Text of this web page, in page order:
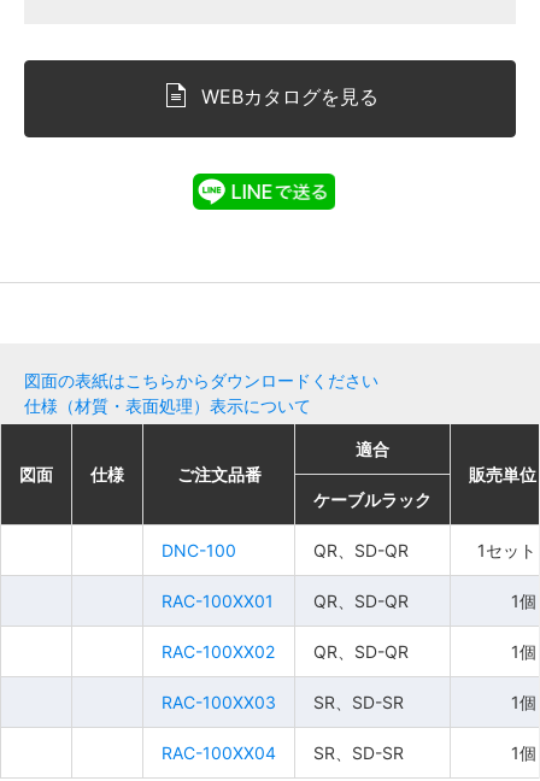
WEBカタログを見る
図面の表紙はこちらからダウンロードください
仕様（材質・表面処理）表示について
図面 仕様 ご注文品番
適合
販売単位
ケーブルラック
DNC-100 QR、SD-QR 1セット
RAC-100XX01 QR、SD-QR 1個
RAC-100XX02 QR、SD-QR 1個
RAC-100XX03 SR、SD-SR 1個
RAC-100XX04 SR、SD-SR 1個
図面 仕様 ご注文品番
適合
販売単位
ケーブルラック
DNC-100 QR、SD-QR 1セット
RAC-100XX01 QR、SD-QR 1個
RAC-100XX02 QR、SD-QR 1個
RAC-100XX03 SR、SD-SR 1個
RAC-100XX04 SR、SD-SR 1個
図面 仕様 ご注文品番
適合
販売単位
ケーブルラック
DNC-100 QR、SD-QR 1セット
RAC-100XX01 QR、SD-QR 1個
RAC-100XX02 QR、SD-QR 1個
RAC-100XX03 SR、SD-SR 1個
RAC-100XX04 SR、SD-SR 1個
図面 仕様 ご注文品番
適合
販売単位
ケーブルラック
DNC-100 QR、SD-QR 1セット
RAC-100XX01 QR、SD-QR 1個
RAC-100XX02 QR、SD-QR 1個
RAC-100XX03 SR、SD-SR 1個
RAC-100XX04 SR、SD-SR 1個